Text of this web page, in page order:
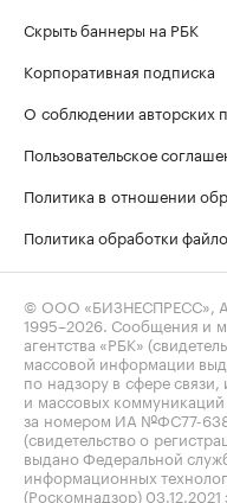
Скрыть баннеры на РБК
Корпоративная подписка
О соблюдении авторских
Пользовательское
Политика в отношении
Политика обработки
© ООО «БИЗНЕСПРЕСС»,
1995–2026. Сообщения и
агентства «РБК»
массовой информации
по надзору в сфере
и массовых
за номером ИА №ФС77-
(свидетельство о
выдано Федеральной
информационных
(Роскомнадзор)